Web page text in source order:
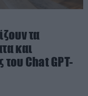
τα
και
του Chat GPT-